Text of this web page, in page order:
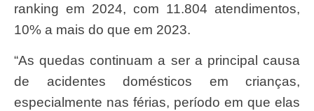
ranking em 2024, com 11.804 atendimentos,
10% a mais do que em 2023.
“As quedas continuam a ser a principal causa
de acidentes domésticos em crianças,
especialmente nas férias, período em que elas